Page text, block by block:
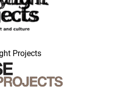
Projects